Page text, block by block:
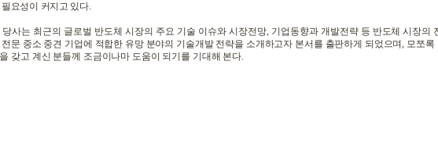
요성이 커지고 있다.
당사는 최근의 글로벌 반도체 시장의 주요 기술 이슈와 시장전망, 기업동향과 개발전략 등 반도체 시장의
전문 중소 중견 기업에 적합한 유망 분야의 기술개발 전략을 소개하고자 본서를 출판하게 되었으며, 모쪼록
갖고 계신 분들께 조금이나마 도움이 되기를 기대해 본다.